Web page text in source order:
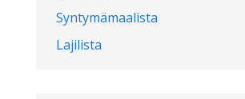
Syntymämaalista
Lajilista